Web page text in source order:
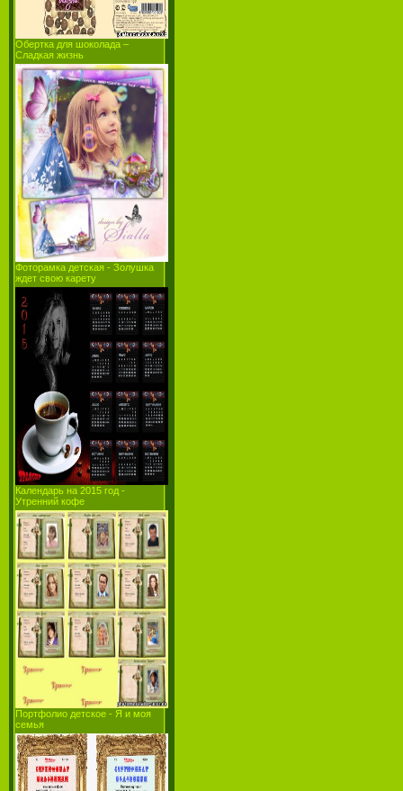
Обертка для шоколада –
Сладкая жизнь
Фоторамка детская - Золушка
ждет свою карету
Календарь на 2015 год -
Утренний кофе
Портфолио детское - Я и моя
семья